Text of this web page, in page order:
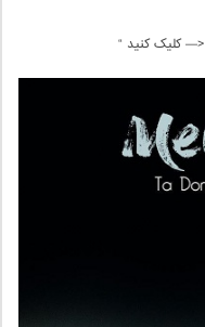
<— کلیک کنید “